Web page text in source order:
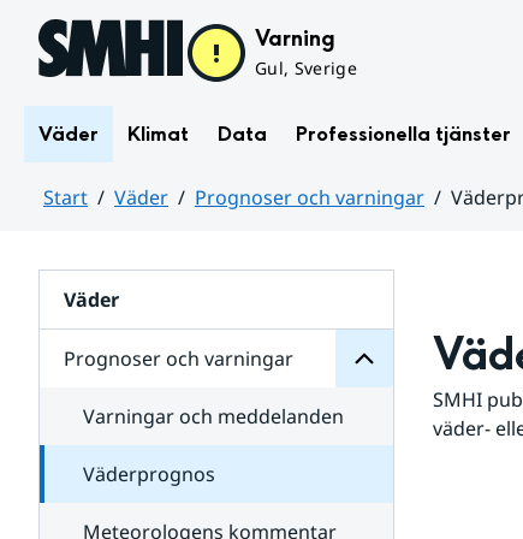
Hoppa till sidans innehåll Varning
Gul, Sverige
Väder Klimat Data Professionella tjänster
Start Väder Prognoser och varningar
Väder
Prognoser och varningar
för
varningar
Varningar och meddelanden
Väderprognos
Meteorologens kommentar
SMHI
väder-